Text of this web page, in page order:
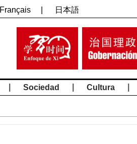
Français| 日本語
Sociedad Cultura